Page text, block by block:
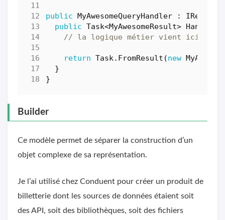
public MyAwesomeQueryHandler :
public Task<MyAwesomeResult> Handle
// la logique métier vient ici
return Task . FromResult (new
}
}
Builder
Ce modèle permet de séparer la construction d’un
objet complexe de sa représentation.
Je l’ai utilisé chez Conduent pour créer un produit de
billetterie dont les sources de données étaient soit
des API, soit des bibliothèques, soit des fichiers